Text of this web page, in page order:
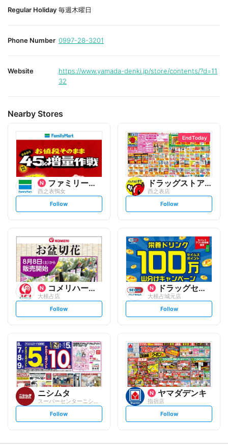
Regular Holiday 毎週木曜日
Phone Number 0997-28-3201
Website
https://www.yamada-denki.jp/store/contents/?d=11
32
Nearby Stores
ファミリーマート
西之表鴨女
s
t
l
o
w
Follow
End Today
ドラッグストアモリ
西之表店
s
t
l
o
w
Follow
コメリハード&グリーン
大根占店
s
t
l
o
w
Follow
ドラッグセイムス
大根占城元店
s
t
l
o
w
Follow
ニシムタ
スーパーセンターニシムタ 大根占店
s
t
Follow
ヤマダデンキ
指宿店
s
t
Follow